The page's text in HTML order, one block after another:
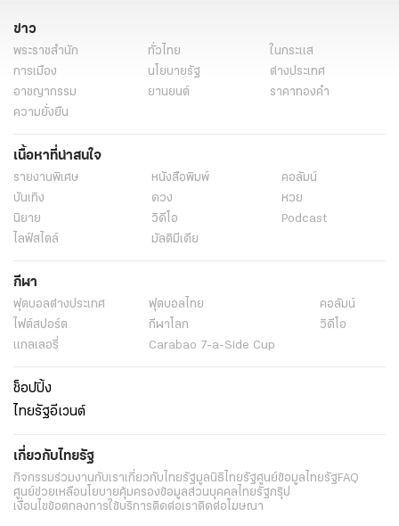
ข่าว
พระราชสำนัก ทั่วไทย
ในกระแส
การเมือง
นโยบายรัฐ
ต่างประเทศ
อาชญากรรม
ยานยนต์
ราคาทองคำ
ความยั่งยืน
เนื้อหาที่น่าสนใจ
รายงานพิเศษ หนังสือพิมพ์
คอลัมน์
บันเทิง
ดวง
หวย
นิยาย
วิดีโอ
Podcast
ไลฟ์สไตล์
มัลติมีเดีย
กีฬา
ฟุตบอลต่่างประเทศ ฟุตบอลไทย
คอลัมน์
ไฟต์สปอร์ต
กีฬาโลก
วิดีโอ
แกลเลอรี่
Carabao 7-a-Side Cup
ช็อปปิ้ง
ไทยรัฐอีเวนต์
เกี่ยวกับไทยรัฐ
กิจกรรมร่วมงานกับเราเกี่ยวกับไทยรัฐมูลนิธิไทยรัฐศูนย์ข้อมูลไทยรัฐFAQ
ศูนย์ช่วยเหลือนโยบายคุ้มครองข้อมูลส่วนบุคคลไทยรัฐกรุ๊ป
เงื่อนไขข้อตกลงการใช้บริการติดต่อเราติดต่อโฆษณา